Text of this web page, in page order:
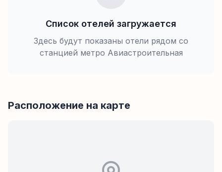
Список отелей загружается
Здесь будут показаны отели рядом со
станцией метро Авиастроительная
Расположение на карте